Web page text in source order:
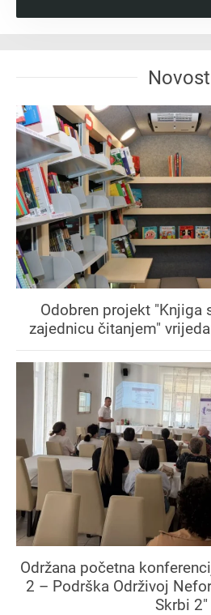
Odobren projekt "Knjiga
zajednicu čitanjem"
Održana početna
2 – Podrška Održivoj
Skrbi 2"